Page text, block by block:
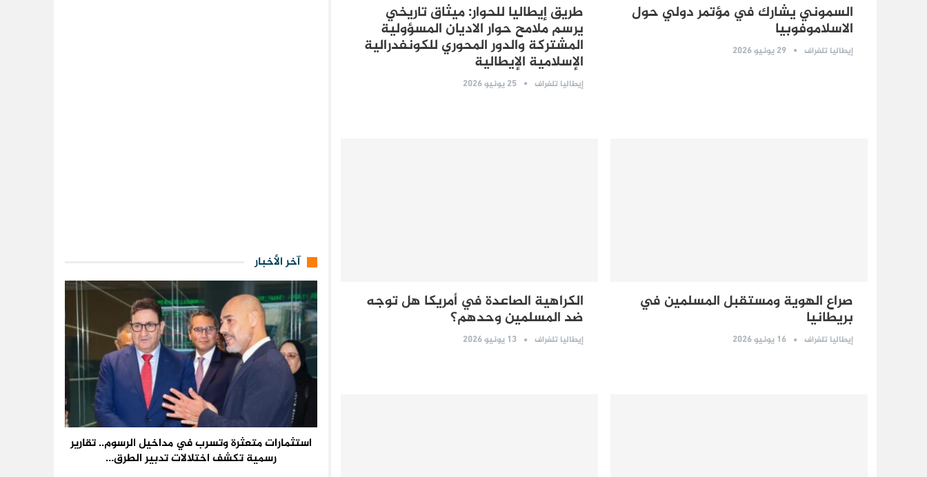
السموني يشارك في مؤتمر دولي حول
الاسلاموفوبيا
إيطاليا تلغراف 29 يونيو 2026
طريق إيطاليا للحوار: ميثاق تاريخي
يرسم ملامح حوار الاديان المسؤولية
المشتركة والدور المحوري للكونفدرالية
الإسلامية الإيطالية
إيطاليا تلغراف 25 يونيو 2026
صراع الهوية ومستقبل المسلمين في
بريطانيا
إيطاليا تلغراف 16 يونيو 2026
الكراهية الصاعدة في أمريكا هل توجه
ضد المسلمين وحدهم؟
إيطاليا تلغراف 13 يونيو 2026
آخر الأخبار
استثمارات متعثرة وتسرب في مداخيل الرسوم.. تقارير
رسمية تكشف اختلالات تدبير الطرق…